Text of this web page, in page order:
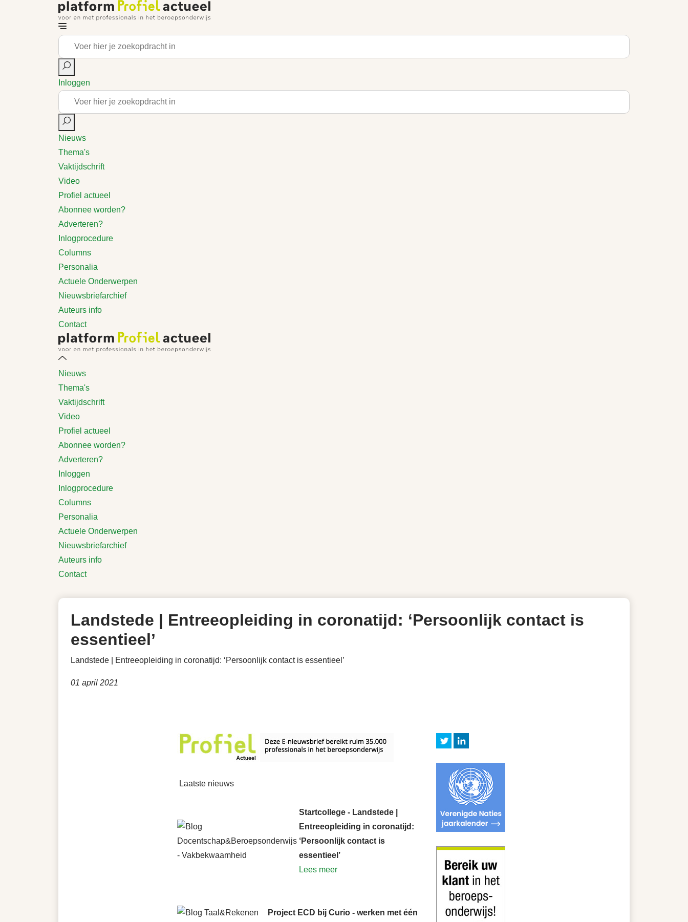
Inloggen
Nieuws
Thema's
Vaktijdschrift
Video
Profiel actueel
Abonnee worden?
Adverteren?
Inlogprocedure
Columns
Personalia
Actuele Onderwerpen
Nieuwsbriefarchief
Auteurs info
Contact
Nieuws
Thema's
Vaktijdschrift
Video
Profiel actueel
Abonnee worden?
Adverteren?
Inloggen
Inlogprocedure
Columns
Personalia
Actuele Onderwerpen
Nieuwsbriefarchief
Auteurs info
Contact
Landstede | Entreeopleiding in coronatijd: ‘Persoonlijk contact is
essentieel’
Landstede | Entreeopleiding in coronatijd: ‘Persoonlijk contact is essentieel’
01 april 2021
Laatste nieuws
Startcollege - Landstede |
Entreeopleiding in coronatijd:
‘Persoonlijk contact is
essentieel’
Lees meer
Project ECD bij Curio - werken met één